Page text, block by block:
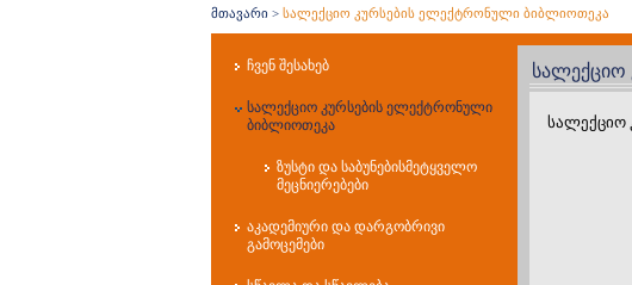
მთავარი > სალექციო კურსების ელექტრონული ბიბლიოთეკა
ჩვენ შესახებ
სალექციო კურსების ელექტრონული
ბიბლიოთეკა
ზუსტი და საბუნებისმეტყველო
მეცნიერებები
აკადემიური და დარგობრივი
გამოცემები
სალექციო
სალექციო